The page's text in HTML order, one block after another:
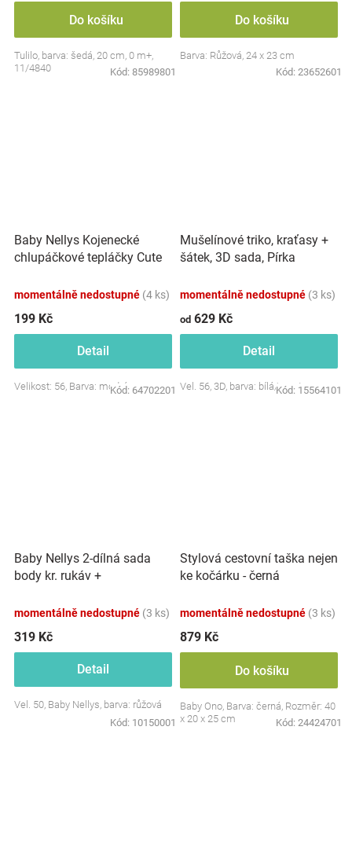
Do košíku
Tulilo, barva: šedá, 20 cm, 0 m+,
11/4840
Kód: 85989801
Do košíku
Barva: Růžová, 24 x 23 cm
Kód: 23652601
Baby Nellys Kojenecké
chlupáčkové tepláčky Cute
momentálně nedostupné (4 ks)
199 Kč
Detail
Velikost: 56, Barva: modrá
Kód: 64702201
Mušelínové triko, kraťasy +
šátek, 3D sada, Pírka
momentálně nedostupné (3 ks)
od 629 Kč
Detail
Vel. 56, 3D, barva: bílá/smetana
Kód: 15564101
Baby Nellys 2-dílná sada
body kr. rukáv +
Little Star
momentálně nedostupné (3 ks)
319 Kč
Detail
Vel. 50, Baby Nellys, barva: růžová
Kód: 10150001
Stylová cestovní taška nejen
ke kočárku - černá
momentálně nedostupné (3 ks)
879 Kč
Do košíku
Baby Ono, Barva: černá, Rozměr: 40
x 20 x 25 cm
Kód: 24424701